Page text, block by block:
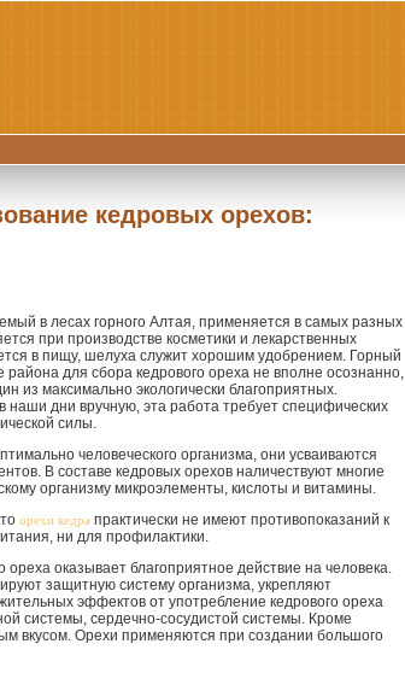
кедровых орехов:
в лесах горного Алтая, применяется в самых разных
при производстве косметики и лекарственных
в пищу, шелуха служит хорошим удобрением. Горный
района для сбора кедрового ореха не вполне осознанно,
из максимально экологически благоприятных.
наши дни вручную, эта работа требует специфических
силы.
человеческого организма, они усваиваются
В составе кедровых орехов наличествуют многие
организму микроэлементы, кислоты и витамины.
орехи кедра практически не имеют противопоказаний к
ни для профилактики.
ореха оказывает благоприятное действие на человека.
защитную систему организма, укрепляют
эффектов от употребление кедрового ореха
системы, сердечно-сосудистой системы. Кроме
вкусом. Орехи применяются при создании большого